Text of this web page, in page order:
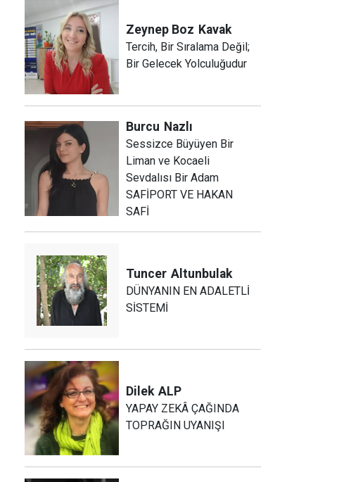
Zeynep Boz Kavak
Tercih, Bir Sıralama Değil;
Bir Gelecek Yolculuğudur
Burcu Nazlı
Sessizce Büyüyen Bir
Liman ve Kocaeli
Sevdalısı Bir Adam
SAFİPORT VE HAKAN
SAFİ
Tuncer Altunbulak
DÜNYANIN EN ADALETLİ
SİSTEMİ
Dilek ALP
YAPAY ZEKÂ ÇAĞINDA
TOPRAĞIN UYANIŞI